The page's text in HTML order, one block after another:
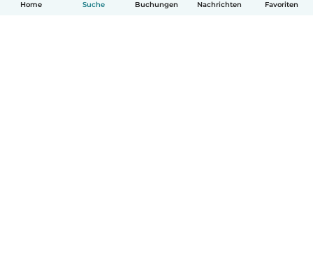
Home Suche Buchungen Nachrichten Favoriten